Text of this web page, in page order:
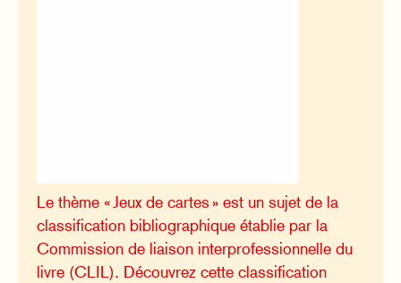
Le thème « Jeux de cartes » est un sujet de la
classification bibliographique établie par la
Commission de liaison interprofessionnelle du
livre (CLIL). Découvrez cette classification